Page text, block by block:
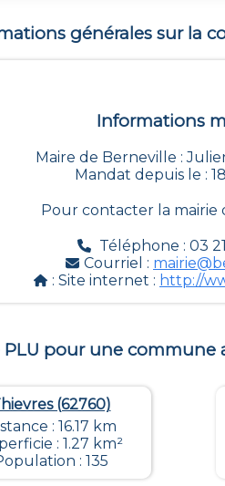
générales sur la
Informations
Maire de Berneville :
Mandat depuis le :
Pour contacter la mairie
Téléphone : 03
Courriel :
: Site internet : http://
pour une commune
(62760)
: 16.17 km
: 1.27 km²
: 135